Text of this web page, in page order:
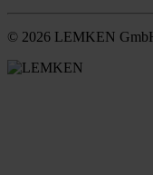
© 2026 LEMKEN